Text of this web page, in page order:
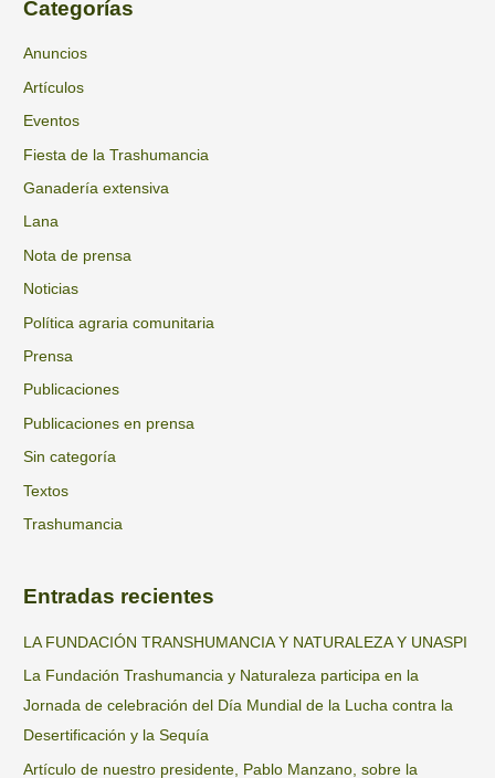
c
a
r
:
Categorías
Anuncios
Artículos
Eventos
Fiesta de la Trashumancia
Ganadería extensiva
Lana
Nota de prensa
Noticias
Política agraria comunitaria
Prensa
Publicaciones
Publicaciones en prensa
Sin categoría
Textos
Trashumancia
Entradas recientes
LA FUNDACIÓN TRANSHUMANCIA Y NATURALEZA Y UNASPI
La Fundación Trashumancia y Naturaleza participa en la
Jornada de celebración del Día Mundial de la Lucha contra la
Desertificación y la Sequía
Artículo de nuestro presidente, Pablo Manzano, sobre la
v
o
s